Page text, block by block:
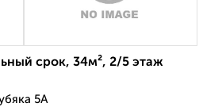
срок, 34м², 2/5 этаж
5А